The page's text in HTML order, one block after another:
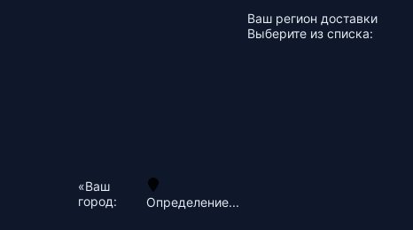
«Ваш
город:
Определение...
Ваш регион доставки
Выберите из списка: